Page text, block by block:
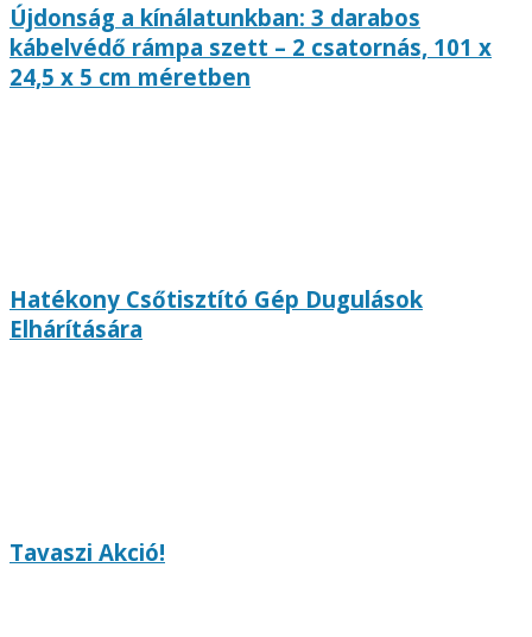
Újdonság a kínálatunkban: 3 darabos
kábelvédő rámpa szett – 2 csatornás, 101 x
24,5 x 5 cm méretben
Hatékony Csőtisztító Gép Dugulások
Elhárítására
Tavaszi Akció!